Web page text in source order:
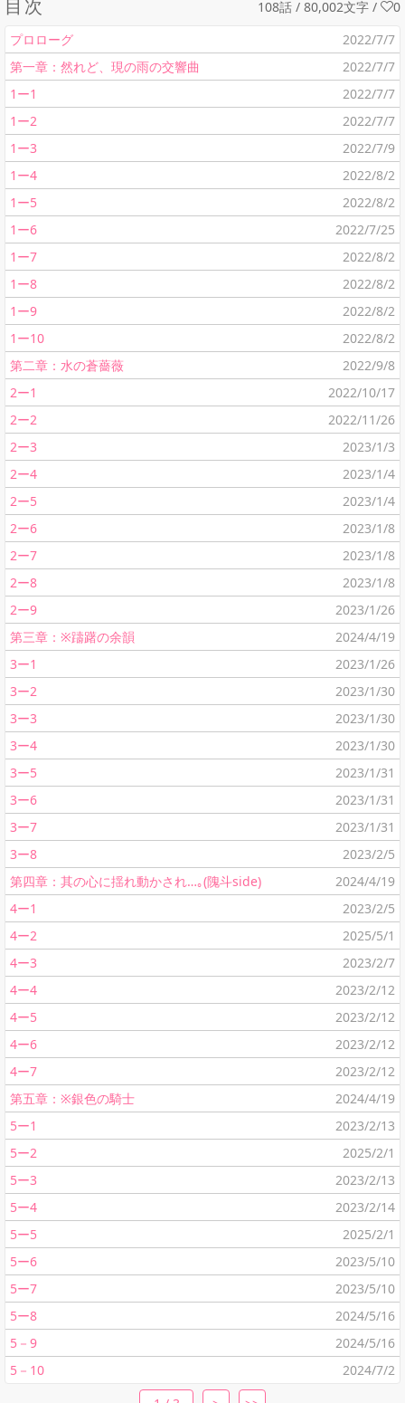
目次 108話 / 80,002文字 /
0
プロローグ
2022/7/7
第一章：然れど、現の雨の交響曲
2022/7/7
1ー1
2022/7/7
1ー2
2022/7/7
1ー3
2022/7/9
1ー4
2022/8/2
1ー5
2022/8/2
1ー6
2022/7/25
1ー7
2022/8/2
1ー8
2022/8/2
1ー9
2022/8/2
1ー10
2022/8/2
第二章：水の蒼薔薇
2022/9/8
2ー1
2022/10/17
2ー2
2022/11/26
2ー3
2023/1/3
2ー4
2023/1/4
2ー5
2023/1/4
2ー6
2023/1/8
2ー7
2023/1/8
2ー8
2023/1/8
2ー9
2023/1/26
第三章：※躊躇の余韻
2024/4/19
3ー1
2023/1/26
3ー2
2023/1/30
3ー3
2023/1/30
3ー4
2023/1/30
3ー5
2023/1/31
3ー6
2023/1/31
3ー7
2023/1/31
3ー8
2023/2/5
第四章：其の心に揺れ動かされ…｡(隗斗side)
2024/4/19
4ー1
2023/2/5
4ー2
2025/5/1
4ー3
2023/2/7
4ー4
2023/2/12
4ー5
2023/2/12
4ー6
2023/2/12
4ー7
2023/2/12
第五章：※銀色の騎士
2024/4/19
5ー1
2023/2/13
5ー2
2025/2/1
5ー3
2023/2/13
5ー4
2023/2/14
5ー5
2025/2/1
5ー6
2023/5/10
5ー7
2023/5/10
5ー8
2024/5/16
5－9
2024/5/16
5－10
2024/7/2